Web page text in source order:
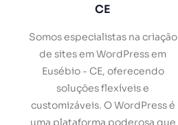
CE
Somos especialistas na criação
de sites em WordPress em
Eusébio - CE, oferecendo
soluções flexíveis e
customizáveis. O WordPress é
uma plataforma poderosa que